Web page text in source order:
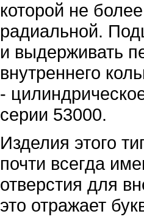
которой не
радиальной.
и выдерживать
внутреннего
-
серии 53000.
Изделия этого
почти всегда
отверстия для
это отражает